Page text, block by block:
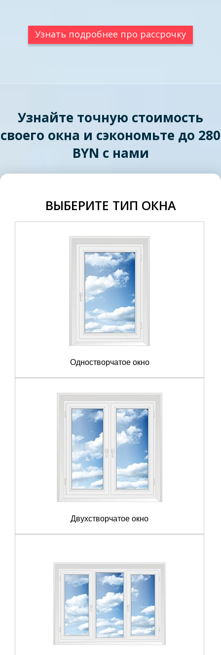
Узнать подробнее про рассрочку
Узнайте точную стоимость
своего окна и сэкономьте до 280
BYN с нами
ВЫБЕРИТЕ ТИП ОКНА
Одностворчатое окно
Двухстворчатое окно